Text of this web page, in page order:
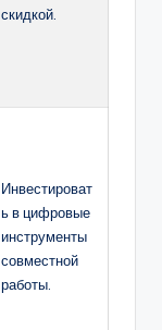
скидкой.
Инвестироват
ь в цифровые
инструменты
совместной
работы.